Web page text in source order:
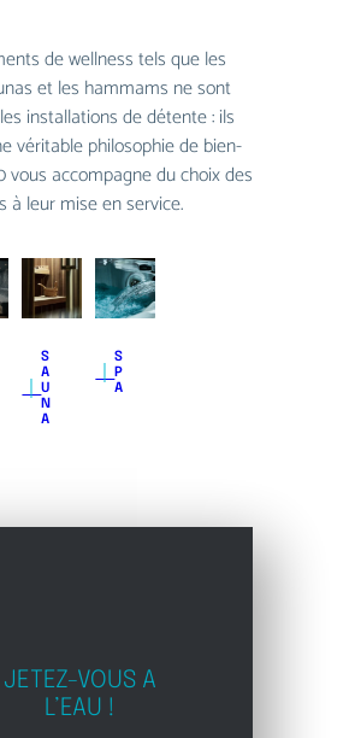
de wellness tels que les
et les hammams ne sont
installations de détente : ils
véritable philosophie de bien-
vous accompagne du choix des
à leur mise en service.
｜
S
A
U
N
A
｜S
P
A
JETEZ-VOUS A
L’EAU !